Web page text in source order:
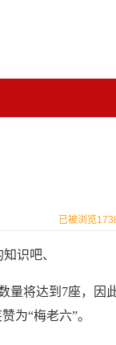
已被浏览
识吧、
量将达到7座，因
为“梅老六”。